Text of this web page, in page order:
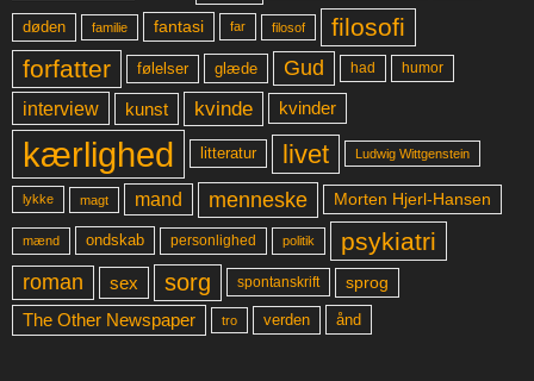
døden familie fantasi far filosof
filosofi
forfatter
følelser glæde Gud had humor
interview kunst kvinde kvinder
kærlighed litteratur livet Ludwig Wittgenstein
lykke magt mand menneske Morten Hjerl-Hansen
mænd ondskab personlighed politik psykiatri
roman sex sorg spontanskrift sprog
The Other Newspaper tro verden ånd